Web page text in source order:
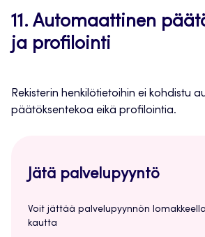
11. Automaattinen
ja profilointi
Rekisterin henkilötietoihin ei kohdistu
päätöksentekoa eikä profilointia.
Jätä palvelupyyntö
Voit jättää palvelupyynnön
kautta